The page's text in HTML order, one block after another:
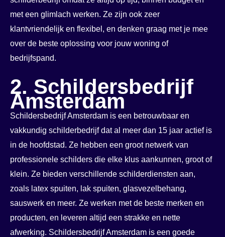
met een glimlach werken. Ze zijn ook zeer
klantvriendelijk en flexibel, en denken graag met je mee
over de beste oplossing voor jouw woning of
bedrijfspand.
2. Schildersbedrijf
Amsterdam
Schildersbedrijf Amsterdam is een betrouwbaar en
vakkundig schilderbedrijf dat al meer dan 15 jaar actief is
in de hoofdstad. Ze hebben een groot netwerk van
professionele schilders die elke klus aankunnen, groot of
klein. Ze bieden verschillende schilderdiensten aan,
zoals latex spuiten, lak spuiten, glasvezelbehang,
sauswerk en meer. Ze werken met de beste merken en
producten, en leveren altijd een strakke en nette
afwerking. Schildersbedrijf Amsterdam is een goede